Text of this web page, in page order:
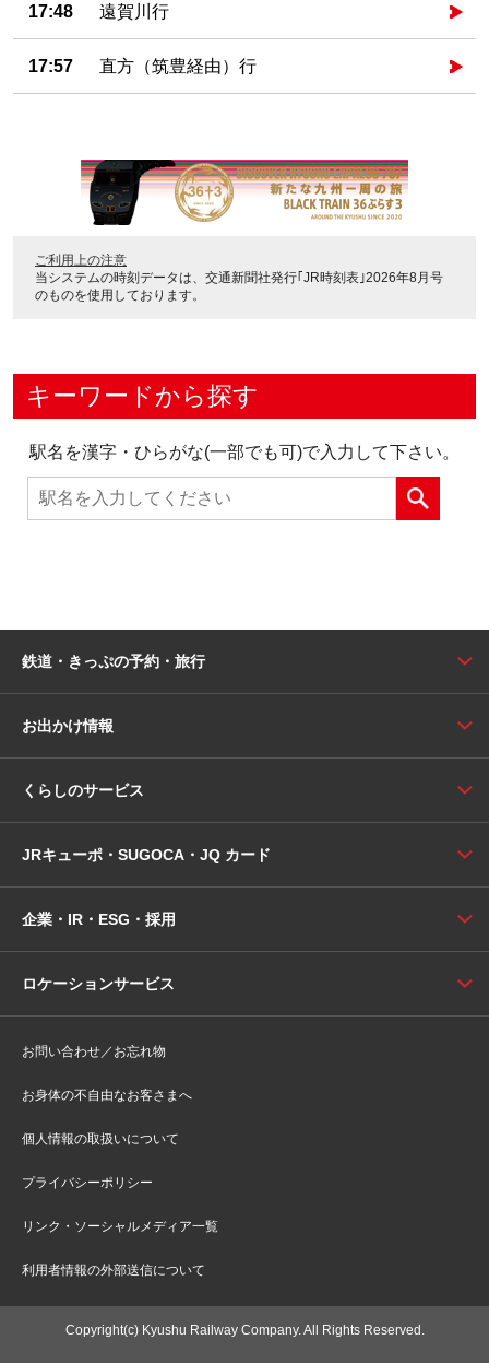
17:48 遠賀川行
17:57 直方（筑豊経由）行
ご利用上の注意
当システムの時刻データは、 交通新聞社発行｢JR時刻表｣2026年8月号
のものを使用しております。
キーワードから探す
駅名を漢字・ひらがな(一部でも可)で入力して下さい。
鉄道・きっぷの予約・旅行
お出かけ情報
くらしのサービス
JRキューポ・SUGOCA・JQ カード
企業・IR・ESG・採用
ロケーションサービス
お問い合わせ／お忘れ物
お身体の不自由なお客さまへ
個人情報の取扱いについて
プライバシーポリシー
リンク・ソーシャルメディア一覧
利用者情報の外部送信について
Copyright(c) Kyushu Railway Company. All Rights Reserved.